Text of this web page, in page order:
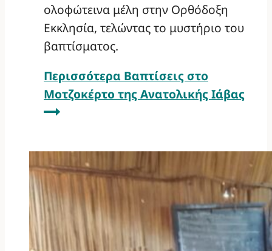
ολοφώτεινα μέλη στην Ορθόδοξη
Εκκλησία, τελώντας το μυστήριο του
βαπτίσματος.
Περισσότερα Βαπτίσεις στο
Μοτζοκέρτο της Ανατολικής Ιάβας